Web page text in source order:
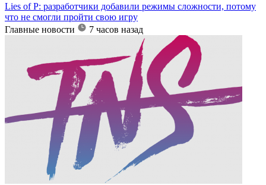
Lies of P: разработчики добавили режимы сложности, потому
что не смогли пройти свою игру
Главные новости
7 часов назад